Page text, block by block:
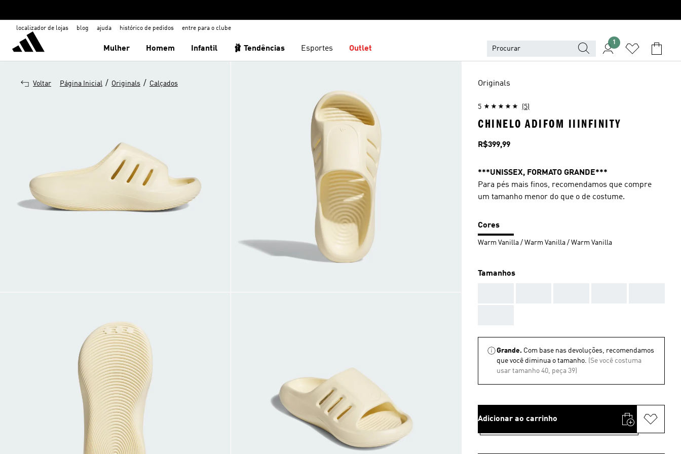
localizador de lojas blog ajuda histórico de pedidos entre para o clube
Mulher Homem Infantil 🩰 Tendências Esportes Outlet
1
Voltar Página Inicial / Originals / Calçados Originals
5 (5)
CHINELO ADIFOM IIINFINITY
Preço
R$399,99
***UNISSEX, FORMATO GRANDE***
Para pés mais finos, recomendamos que compre
um tamanho menor do que o de costume.
Cores
Warm Vanilla / Warm Vanilla / Warm Vanilla
Tamanhos
Grande. Com base nas devoluções, recomendamos
que você diminua o tamanho. (Se você costuma
usar tamanho 40, peça 39)
Adicionar ao carrinho